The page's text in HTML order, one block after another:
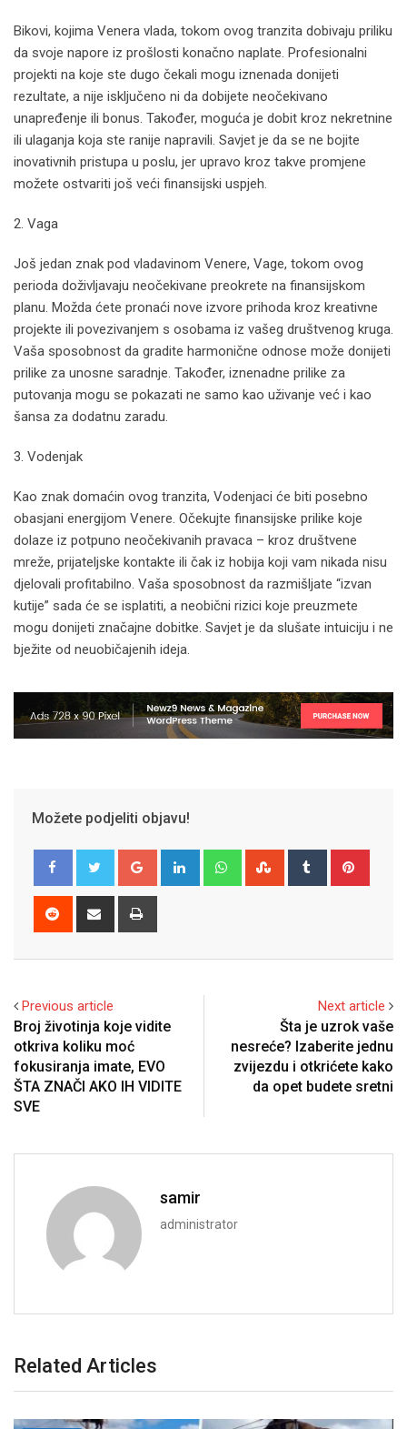
Bikovi, kojima Venera vlada, tokom ovog tranzita dobivaju priliku
da svoje napore iz prošlosti konačno naplate. Profesionalni
projekti na koje ste dugo čekali mogu iznenada donijeti
rezultate, a nije isključeno ni da dobijete neočekivano
unapređenje ili bonus. Također, moguća je dobit kroz nekretnine
ili ulaganja koja ste ranije napravili. Savjet je da se ne bojite
inovativnih pristupa u poslu, jer upravo kroz takve promjene
možete ostvariti još veći finansijski uspjeh.
2. Vaga
Još jedan znak pod vladavinom Venere, Vage, tokom ovog
perioda doživljavaju neočekivane preokrete na finansijskom
planu. Možda ćete pronaći nove izvore prihoda kroz kreativne
projekte ili povezivanjem s osobama iz vašeg društvenog kruga.
Vaša sposobnost da gradite harmonične odnose može donijeti
prilike za unosne saradnje. Također, iznenadne prilike za
putovanja mogu se pokazati ne samo kao uživanje već i kao
šansa za dodatnu zaradu.
3. Vodenjak
Kao znak domaćin ovog tranzita, Vodenjaci će biti posebno
obasjani energijom Venere. Očekujte finansijske prilike koje
dolaze iz potpuno neočekivanih pravaca – kroz društvene
mreže, prijateljske kontakte ili čak iz hobija koji vam nikada nisu
djelovali profitabilno. Vaša sposobnost da razmišljate “izvan
kutije” sada će se isplatiti, a neobični rizici koje preuzmete
mogu donijeti značajne dobitke. Savjet je da slušate intuiciju i ne
bježite od neuobičajenih ideja.
Možete podjeliti objavu!
Google+ LinkedIn WhatsappStumbleUpon
Tumblr
Reddit
Share
Previous article
Broj životinja koje vidite
otkriva koliku moć
fokusiranja imate, EVO
ŠTA ZNAČI AKO IH VIDITE
SVE
Next article
Šta je uzrok vaše
nesreće? Izaberite jednu
zvijezdu i otkrićete kako
da opet budete sretni
samir
administrator
Related Articles